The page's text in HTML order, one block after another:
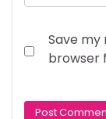
Save my
browser